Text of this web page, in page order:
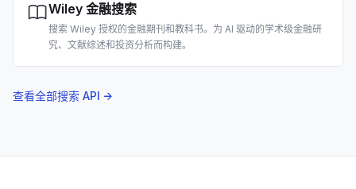
Wiley 金融搜索
搜索 Wiley 授权的金融期刊和教科书。为 AI 驱动的学术级金融研
究、文献综述和投资分析而构建。
查看全部搜索 API →